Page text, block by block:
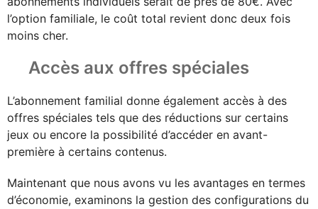
l’option familiale, le coût total revient donc deux fois
moins cher.
Accès aux offres spéciales
L’abonnement familial donne également accès à des
offres spéciales tels que des réductions sur certains
jeux ou encore la possibilité d’accéder en avant-
première à certains contenus.
Maintenant que nous avons vu les avantages en termes
d’économie, examinons la gestion des configurations du